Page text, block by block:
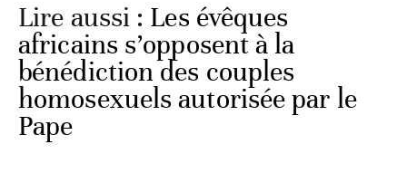
Lire aussi : Les évêques
africains s’opposent à la
bénédiction des couples
homosexuels autorisée par le
Pape